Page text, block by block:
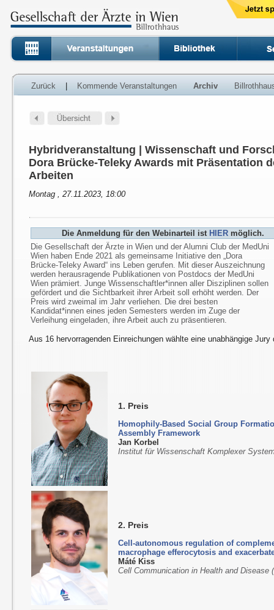
Zurück Kommende Veranstaltungen Archiv
Hybridveranstaltung | Wissenschaft und
Dora Brücke-Teleky Awards mit Präsentation
Arbeiten
Montag , 27.11.2023, 18:00
Die Anmeldung für den Webinarteil ist HIER möglich.
Die Gesellschaft der Ärzte in Wien und der Alumni Club der MedUni
Wien haben Ende 2021 als gemeinsame Initiative den „Dora
Brücke-Teleky Award“ ins Leben gerufen. Mit dieser Auszeichnung
werden herausragende Publikationen von Postdocs der MedUni
Wien prämiert. Junge Wissenschaftler*innen aller Disziplinen sollen
gefördert und die Sichtbarkeit ihrer Arbeit soll erhöht werden. Der
Preis wird zweimal im Jahr verliehen. Die drei besten
Kandidat*innen eines jeden Semesters werden im Zuge der
Verleihung eingeladen, ihre Arbeit auch zu präsentieren.
Aus 16 hervorragenden Einreichungen wählte eine unabhängige Jury
1. Preis
Homophily-Based Social Group
Assembly Framework
Jan Korbel
Institut für Wissenschaft Komplexer
2. Preis
Cell-autonomous regulation of
macrophage efferocytosis and
Máté Kiss
Cell Communication in Health and Disease